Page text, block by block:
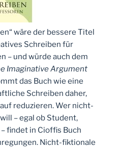
wäre der bessere Titel
Schreiben für
– und würde auch dem
Imaginative Argument
das Buch wie eine
Schreiben daher,
reduzieren. Wer nicht-
– egal ob Student,
findet in Cioffis Buch
Nicht-fiktionale